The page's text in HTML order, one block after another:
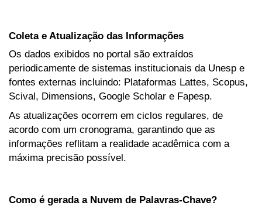
Coleta e Atualização das Informações
Os dados exibidos no portal são extraídos
periodicamente de sistemas institucionais da Unesp e
fontes externas incluindo: Plataformas Lattes, Scopus,
Scival, Dimensions, Google Scholar e Fapesp.
As atualizações ocorrem em ciclos regulares, de
acordo com um cronograma, garantindo que as
informações reflitam a realidade acadêmica com a
máxima precisão possível.
Como é gerada a Nuvem de Palavras-Chave?